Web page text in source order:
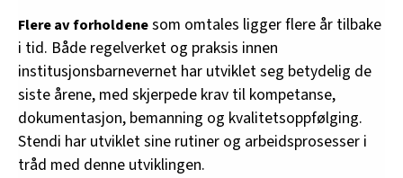
Flere av forholdenesom omtales ligger flere år tilbake
i tid. Både regelverket og praksis innen
institusjonsbarnevernet har utviklet seg betydelig de
siste årene, med skjerpede krav til kompetanse,
dokumentasjon, bemanning og kvalitetsoppfølging.
Stendi har utviklet sine rutiner og arbeidsprosesser i
tråd med denne utviklingen.